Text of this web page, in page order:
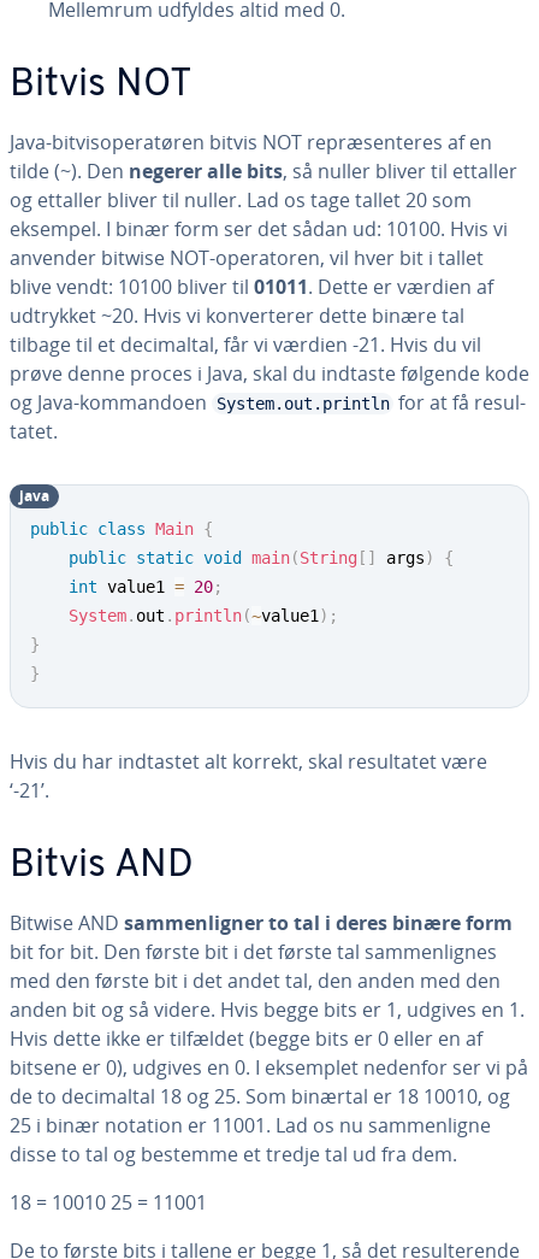
Mellemrum udfyldes altid med 0.
Bitvis NOT
Java-bit­vis­o­pe­ra­tø­ren bitvis NOT re­præ­sen­te­res af en
tilde (~). Den negerer alle bits, så nuller bliver til ettaller
og ettaller bliver til nuller. Lad os tage tallet 20 som
eksempel. I binær form ser det sådan ud: 10100. Hvis vi
anvender bitwise NOT-ope­ra­to­ren, vil hver bit i tallet
blive vendt: 10100 bliver til 01011. Dette er værdien af
udtrykket ~20. Hvis vi kon­ver­te­rer dette binære tal
tilbage til et de­ci­mal­tal, får vi værdien -21. Hvis du vil
prøve denne proces i Java, skal du indtaste følgende kode
og Java-kom­man­do­en
System.out.println for at få re­sul­
ta­tet.
public class Main {
public static void main(String [ ] args)
{
int value1 = 20;
System. out . println(~value1 ) ;
}
}
java
Hvis du har indtastet alt korrekt, skal re­sul­ta­tet være
‘-21’.
Bitvis AND
Bitwise AND sam­men­lig­ner to tal i deres binære form
bit for bit. Den første bit i det første tal sam­men­lig­nes
med den første bit i det andet tal, den anden med den
anden bit og så videre. Hvis begge bits er 1, udgives en 1.
Hvis dette ikke er tilfældet (begge bits er 0 eller en af
bitsene er 0), udgives en 0. I eksemplet nedenfor ser vi på
de to de­ci­mal­tal 18 og 25. Som binærtal er 18 10010, og
25 i binær notation er 11001. Lad os nu sam­men­lig­ne
disse to tal og bestemme et tredje tal ud fra dem.
18 = 10010 25 = 11001
De to første bits i tallene er begge 1, så det re­sul­te­ren­de